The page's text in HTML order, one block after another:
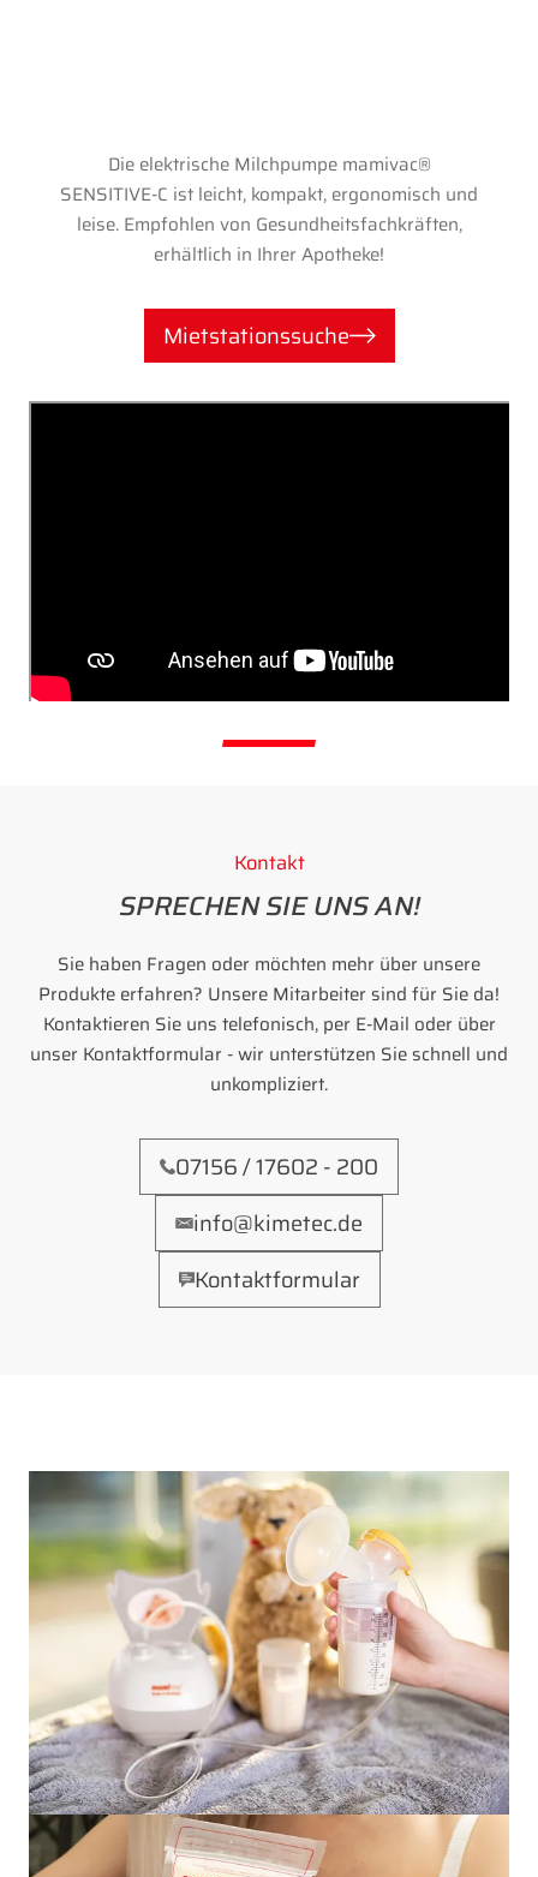
Die elektrische Milchpumpe mamivac®
SENSITIVE-C ist leicht, kompakt, ergonomisch und
leise. Empfohlen von Gesundheitsfachkräften,
erhältlich in Ihrer Apotheke!
Mietstationssuche
Kontakt
SPRECHEN SIE UNS AN!
Sie haben Fragen oder möchten mehr über unsere
Produkte erfahren? Unsere Mitarbeiter sind für Sie da!
Kontaktieren Sie uns telefonisch, per E-Mail oder über
unser Kontaktformular - wir unterstützen Sie schnell und
unkompliziert.
07156 / 17602 - 200
info@kimetec.de
Kontaktformular